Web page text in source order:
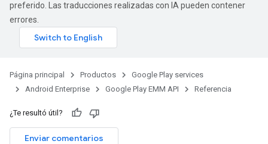
preferido. Las traducciones realizadas con IA pueden contener
errores.
Página principal Productos
Google Play services
Android Enterprise
Google Play EMM API Referencia
¿Te resultó útil?
Enviar comentarios